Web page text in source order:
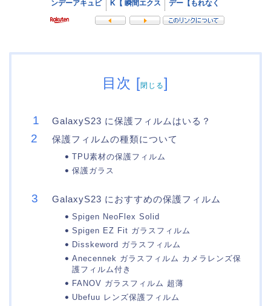
目次 [閉じる]
GalaxyS23 に保護フィルムはいる？
保護フィルムの種類について
TPU素材の保護フィルム
保護ガラス
GalaxyS23 におすすめの保護フィルム
Spigen NeoFlex Solid
Spigen EZ Fit ガラスフィルム
Disskeword ガラスフィルム
Anecennek ガラスフィルム カメラレンズ保
護フィルム付き
FANOV ガラスフィルム 超薄
Ubefuu レンズ保護フィルム